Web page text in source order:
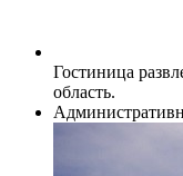
Гостиница
область.